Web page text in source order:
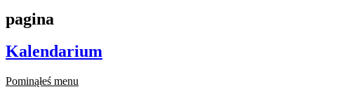
pagina
Kalendarium
Pominąłeś menu